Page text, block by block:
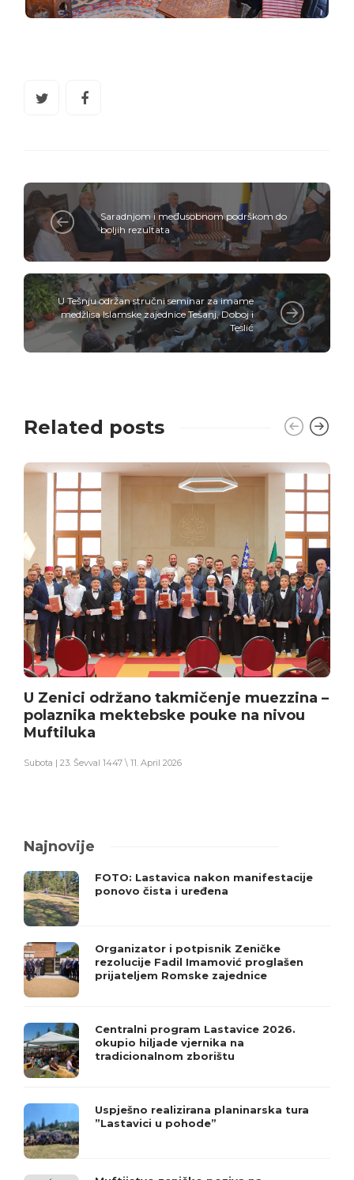
Saradnjom i međusobnom podrškom do
boljih rezultata
U Tešnju održan stručni seminar za imame
medžlisa Islamske zajednice Tešanj, Doboj i
Teslić
Related posts
U Zenici održano takmičenje muezzina –
polaznika mektebske pouke na nivou
Muftiluka
Subota | 23. Ševval 1447 \ 11. April 2026
Najnovije
FOTO: Lastavica nakon manifestacije
ponovo čista i uređena
Organizator i potpisnik Zeničke
rezolucije Fadil Imamović proglašen
prijateljem Romske zajednice
Centralni program Lastavice 2026.
okupio hiljade vjernika na
tradicionalnom zborištu
Uspješno realizirana planinarska tura
”Lastavici u pohode”